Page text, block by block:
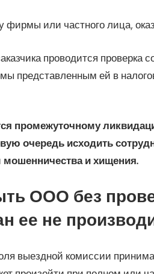
или частного лица,
проводится проверка
представленным ей в
промежуточному
очередь исходить
и хищения.
ООО без
ее не
выездной комиссии